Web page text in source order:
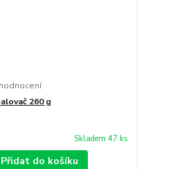
260 g
Skladem 47 ks
Přidat do košíku